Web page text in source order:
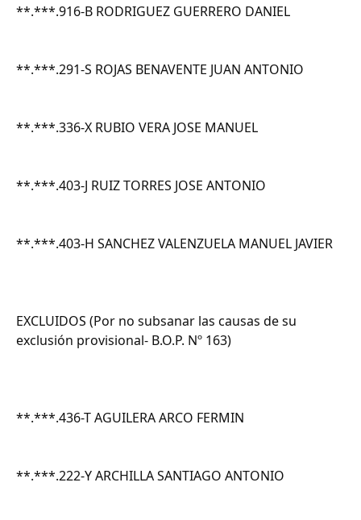
**.***.916-B RODRIGUEZ GUERRERO DANIEL
**.***.291-S ROJAS BENAVENTE JUAN ANTONIO
**.***.336-X RUBIO VERA JOSE MANUEL
**.***.403-J RUIZ TORRES JOSE ANTONIO
**.***.403-H SANCHEZ VALENZUELA MANUEL JAVIER
EXCLUIDOS (Por no subsanar las causas de su
exclusión provisional- B.O.P. Nº 163)
**.***.436-T AGUILERA ARCO FERMIN
**.***.222-Y ARCHILLA SANTIAGO ANTONIO